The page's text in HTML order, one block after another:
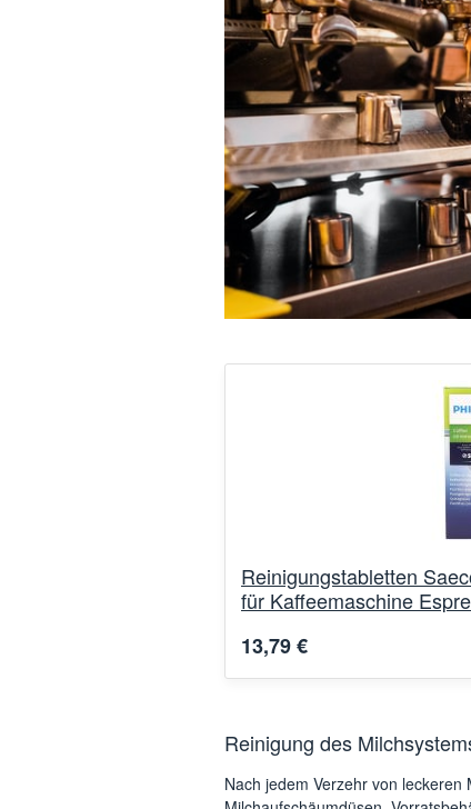
Reinigungstabletten
für Kaffeemaschine
13,79 €
Reinigung des
Nach jedem Verzehr von